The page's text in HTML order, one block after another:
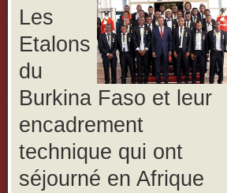
Les
Etalons
du
Burkina Faso et leur
encadrement
technique qui ont
séjourné en Afrique